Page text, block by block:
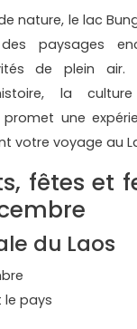
nature, le lac
paysages
de plein air.
la
une
votre voyage au
fêtes et
du Laos
le pays